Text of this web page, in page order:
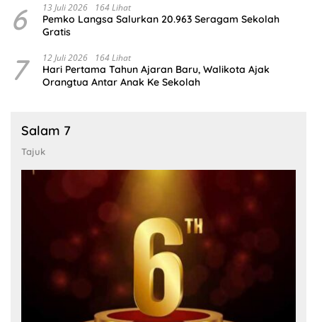
6 13 Juli 2026 164 Lihat
Pemko Langsa Salurkan 20.963 Seragam Sekolah
Gratis
7 12 Juli 2026 164 Lihat
Hari Pertama Tahun Ajaran Baru, Walikota Ajak
Orangtua Antar Anak Ke Sekolah
Salam 7
Tajuk